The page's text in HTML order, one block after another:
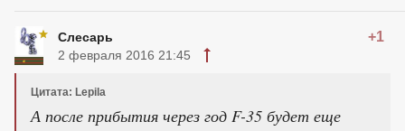
Слесарь +1
2 февраля 2016 21:45
Цитата: Lepila
А после прибытия через год F-35 будет еще